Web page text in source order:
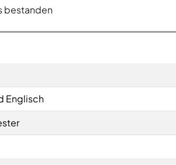
bestanden
Englisch